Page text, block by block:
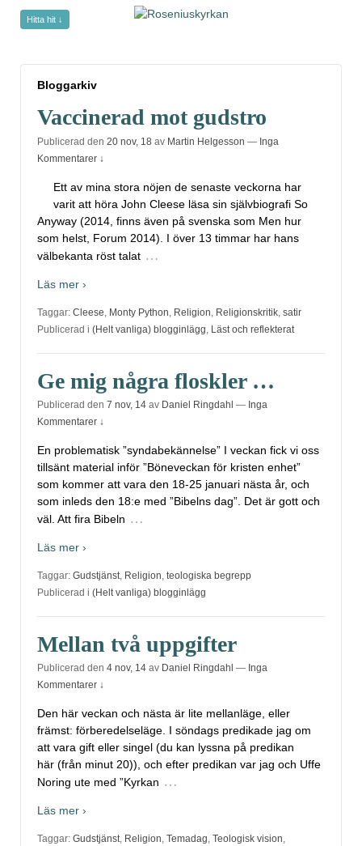
Hitta hit ↓
Bloggarkiv
Vaccinerad mot gudstro
Publicerad den 20 nov, 18 av Martin Helgesson — Inga
Kommentarer ↓
Ett av mina stora nöjen de senaste veckorna har
varit att höra John Cleese läsa sin självbiografi So
Anyway (2014, finns även på svenska som Men hur
som helst, Forum 2014). I över 13 timmar har hans
välbekanta röst talat …
Läs mer ›
Taggar: Cleese, Monty Python, Religion, Religionskritik, satir
Publicerad i (Helt vanliga) blogginlägg, Läst och reflekterat
Ge mig några floskler …
Publicerad den 7 nov, 14 av Daniel Ringdahl — Inga
Kommentarer ↓
En problematisk ”syndabekännelse” I veckan fick vi oss
tillsänt material inför ”Böneveckan för kristen enhet”
som kommer att vara den 18-25 januari nästa år, och
som inleds den 18:e med ”Bibelns dag”. Det är gott och
väl. Att fira Bibeln …
Läs mer ›
Taggar: Gudstjänst, Religion, teologiska begrepp
Publicerad i (Helt vanliga) blogginlägg
Mellan två uppgifter
Publicerad den 4 nov, 14 av Daniel Ringdahl — Inga
Kommentarer ↓
Den här veckan och nästa är lite mellanläge, eller
främst: förberedelseläge. I söndags predikade jag om
att vara gift eller singel (du kan lyssna på predikan
här (från minut 20)), och efter predikan var jag och Uffe
Noring ute med ”Kyrkan …
Läs mer ›
Taggar: Gudstjänst, Religion, Temadag, Teologisk vision,